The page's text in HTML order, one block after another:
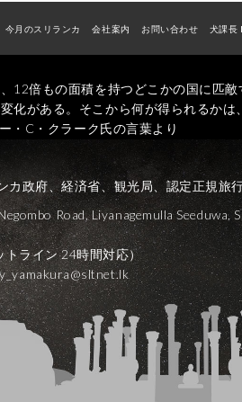
今月のスリランカ 会社案内 お問い合わせ 犬課
12倍もの面積を持つどこかの国に匹敵
化がある。そこから何が得られるかは
・クラーク氏の言葉より
政府、経済省、観光局、認定正規旅
Road, Liyanagemulla Seeduwa,
ライン 24時間対応）
y_yamakura@sltnet.lk